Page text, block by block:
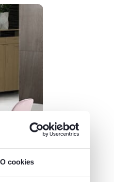
O cookies